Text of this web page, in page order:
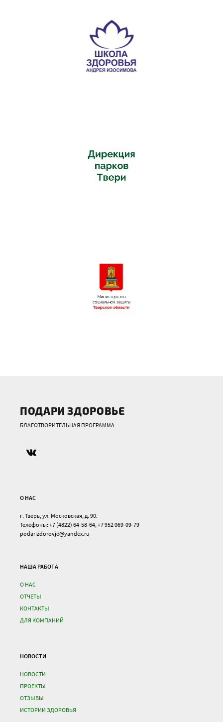
ПОДАРИ ЗДОРОВЬЕ
БЛАГОТВОРИТЕЛЬНАЯ ПРОГРАММА
О НАС
г. Тверь, ул. Московская, д. 90.
Телефоны: +7 (4822) 64-58-64, +7 952 069-09-79
podarizdorovje@yandex.ru
НАША РАБОТА
О НАС
ОТЧЕТЫ
КОНТАКТЫ
ДЛЯ КОМПАНИЙ
НОВОСТИ
НОВОСТИ
ПРОЕКТЫ
ОТЗЫВЫ
ИСТОРИИ ЗДОРОВЬЯ